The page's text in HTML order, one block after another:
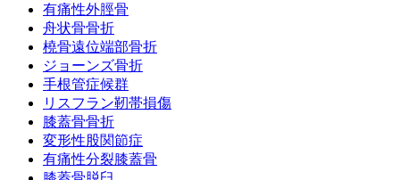
有痛性外脛骨
舟状骨骨折
橈骨遠位端部骨折
ジョーンズ骨折
手根管症候群
リスフラン靭帯損傷
膝蓋骨骨折
変形性股関節症
有痛性分裂膝蓋骨